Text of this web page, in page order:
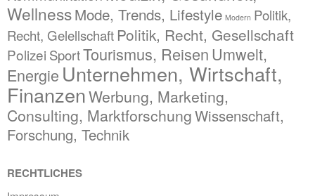
WellnessMode, Trends, Lifestyle Modern Politik,
Recht, Gelellschaft Politik, Recht, Gesellschaft
Polizei SportTourismus, Reisen Umwelt,
Energie Unternehmen, Wirtschaft,
FinanzenWerbung, Marketing,
Consulting, MarktforschungWissenschaft,
Forschung, Technik
RECHTLICHES